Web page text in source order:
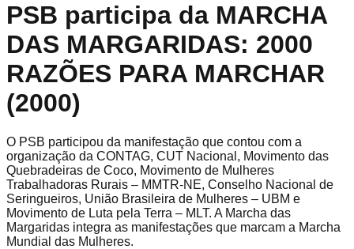
PSB participa da MARCHA
DAS MARGARIDAS: 2000
RAZÕES PARA MARCHAR
(2000)
O PSB participou da manifestação que contou com a
organização da CONTAG, CUT Nacional, Movimento das
Quebradeiras de Coco, Movimento de Mulheres
Trabalhadoras Rurais – MMTR-NE, Conselho Nacional de
Seringueiros, União Brasileira de Mulheres – UBM e
Movimento de Luta pela Terra – MLT. A Marcha das
Margaridas integra as manifestações que marcam a Marcha
Mundial das Mulheres.